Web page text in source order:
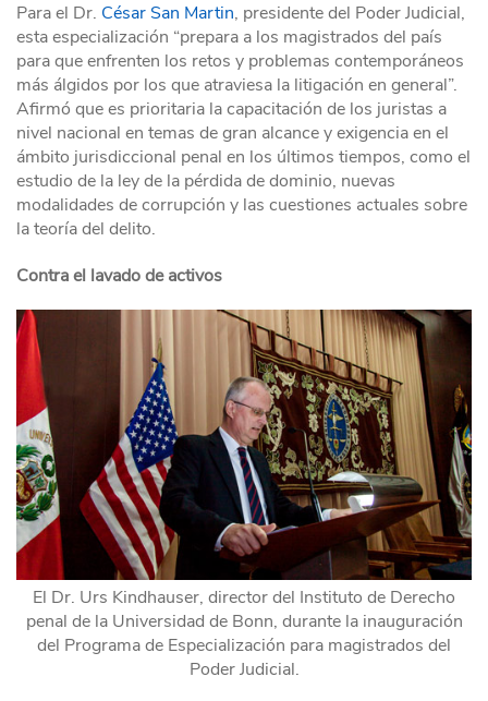
Para el Dr. César San Martin, presidente del Poder Judicial,
esta especialización “prepara a los magistrados del país
para que enfrenten los retos y problemas contemporáneos
más álgidos por los que atraviesa la litigación en general”.
Afirmó que es prioritaria la capacitación de los juristas a
nivel nacional en temas de gran alcance y exigencia en el
ámbito jurisdiccional penal en los últimos tiempos, como el
estudio de la ley de la pérdida de dominio, nuevas
modalidades de corrupción y las cuestiones actuales sobre
la teoría del delito.
Contra el lavado de activos
El Dr. Urs Kindhauser, director del Instituto de Derecho
penal de la Universidad de Bonn, durante la inauguración
del Programa de Especialización para magistrados del
Poder Judicial.